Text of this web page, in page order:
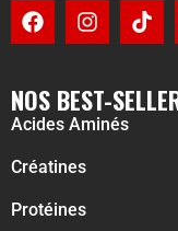
NOS BEST-
Acides Aminés
Créatines
Protéines